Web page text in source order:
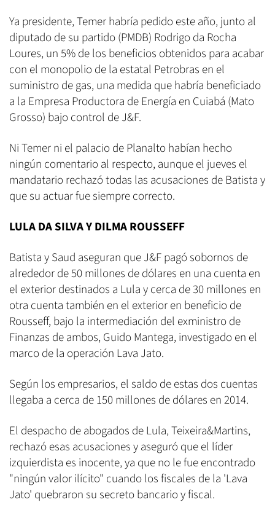
Ya presidente, Temer habría pedido este año, junto al
diputado de su partido (PMDB) Rodrigo da Rocha
Loures, un 5% de los beneficios obtenidos para acabar
con el monopolio de la estatal Petrobras en el
suministro de gas, una medida que habría beneficiado
a la Empresa Productora de Energía en Cuiabá (Mato
Grosso) bajo control de J&F.
Ni Temer ni el palacio de Planalto habían hecho
ningún comentario al respecto, aunque el jueves el
mandatario rechazó todas las acusaciones de Batista y
que su actuar fue siempre correcto.
LULA DA SILVA Y DILMA ROUSSEFF
Batista y Saud aseguran que J&F pagó sobornos de
alrededor de 50 millones de dólares en una cuenta en
el exterior destinados a Lula y cerca de 30 millones en
otra cuenta también en el exterior en beneficio de
Rousseff, bajo la intermediación del exministro de
Finanzas de ambos, Guido Mantega, investigado en el
marco de la operación Lava Jato.
Según los empresarios, el saldo de estas dos cuentas
llegaba a cerca de 150 millones de dólares en 2014.
El despacho de abogados de Lula, Teixeira&Martins,
rechazó esas acusaciones y aseguró que el líder
izquierdista es inocente, ya que no le fue encontrado
"ningún valor ilícito" cuando los fiscales de la 'Lava
Jato' quebraron su secreto bancario y fiscal.